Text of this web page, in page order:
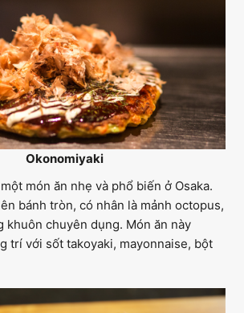
Okonomiyaki
món ăn nhẹ và phổ biến ở Osaka.
bánh tròn, có nhân là mảnh octopus,
khuôn chuyên dụng. Món ăn này
trí với sốt takoyaki, mayonnaise, bột